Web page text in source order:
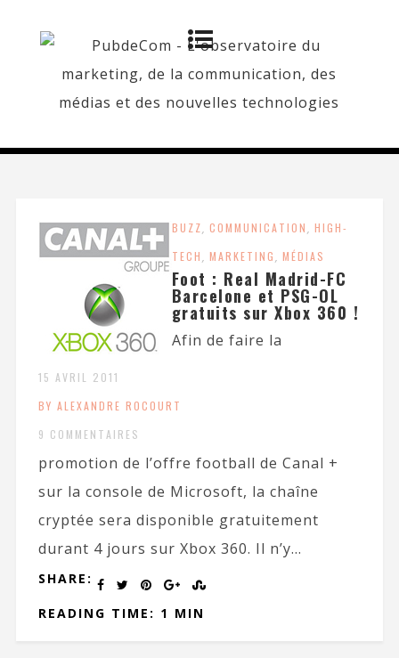
BUZZ, COMMUNICATION, HIGH-
TECH, MARKETING, MÉDIAS
Foot : Real Madrid-FC
Barcelone et PSG-OL
gratuits sur Xbox 360 !
15 AVRIL 2011
BY ALEXANDRE ROCOURT
9 COMMENTAIRES
Afin de faire la
promotion de l’offre football de Canal +
sur la console de Microsoft, la chaîne
cryptée sera disponible gratuitement
durant 4 jours sur Xbox 360. Il n’y...
SHARE:
READING TIME: 1 MIN